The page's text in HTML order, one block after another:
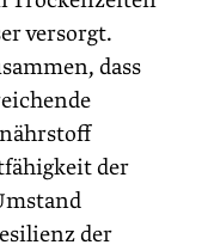
versorgt.
dass
der
der